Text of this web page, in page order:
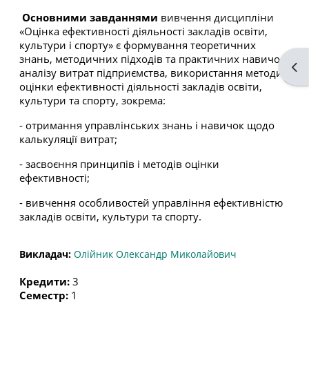
Основними завданнями вивчення дисципліни
«Оцінка ефективності діяльності закладів освіти,
культури і спорту» є формування теоретичних
знань, методичних підходів та практичних навичок
аналізу витрат підприємства, використання методик
оцінки ефективності діяльності закладів освіти,
культури та спорту, зокрема:
- отримання управлінських знань і навичок щодо
калькуляції витрат;
- засвоєння принципів і методів оцінки
ефективності;
- вивчення особливостей управління ефективністю
закладів освіти, культури та спорту.
Викладач: Олійник Олександр Миколайович
Кредити: 3
Семестр: 1